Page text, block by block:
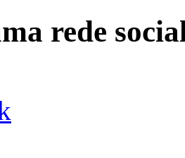
rede